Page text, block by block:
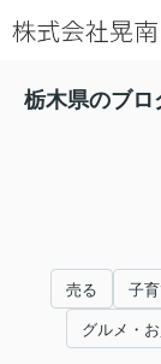
栃木県のブロ
売る 子
グルメ・